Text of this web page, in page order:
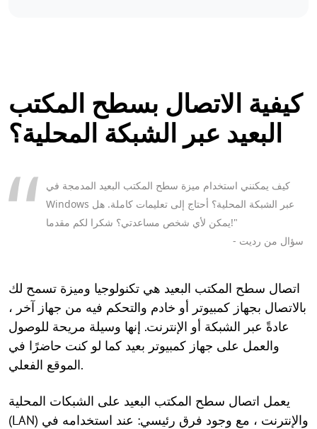
كيفية الاتصال بسطح المكتب
البعيد عبر الشبكة المحلية؟
كيف يمكنني استخدام ميزة سطح المكتب البعيد المدمجة في
Windows عبر الشبكة المحلية؟ أحتاج إلى تعليمات كاملة. هل
يمكن لأي شخص مساعدتي؟ شكرا لكم مقدما!"
- سؤال من رديت
اتصال سطح المكتب البعيد هي تكنولوجيا وميزة تسمح لك
بالاتصال بجهاز كمبيوتر أو خادم والتحكم فيه من جهاز آخر ،
عادةً عبر الشبكة أو الإنترنت. إنها وسيلة مريحة للوصول
والعمل على جهاز كمبيوتر بعيد كما لو كنت حاضرًا في
الموقع الفعلي.
يعمل اتصال سطح المكتب البعيد على الشبكات المحلية
(LAN) والإنترنت ، مع وجود فرق رئيسي: عند استخدامه في